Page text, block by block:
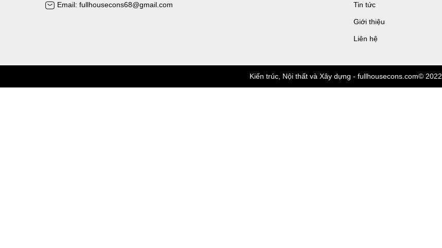
Email: fullhousecons68@gmail.com Tin tức
Giới thiệu
Liên hệ
Kiến trúc, Nội thất và Xây dựng - fullhousecons.com© 2022